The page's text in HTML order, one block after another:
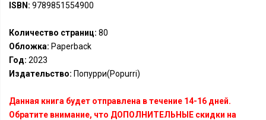
ISBN: 9789851554900
Количество страниц: 80
Обложка: Paperback
Год: 2023
Издательство: Попурри(Popurri)
Данная книга будет отправлена в течение 14-16 дней.
Обратите внимание, что ДОПОЛНИТЕЛЬНЫЕ скидки на